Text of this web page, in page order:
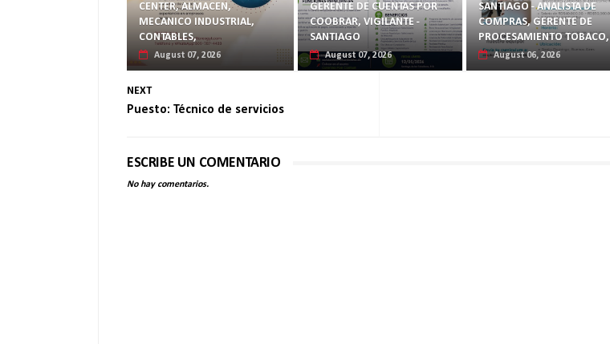
CENTER, ALMACEN,
MECANICO INDUSTRIAL,
CONTABLES,
August 07, 2026
GERENTE DE CUENTAS POR
COOBRAR, VIGILANTE -
SANTIAGO
August 07, 2026
SANTIAGO - ANALISTA DE
COMPRAS, GERENTE DE
PROCESAMIENTO TOBACO,
August 06, 2026
NEXT
Puesto: Técnico de servicios
ESCRIBE UN COMENTARIO
No hay comentarios.